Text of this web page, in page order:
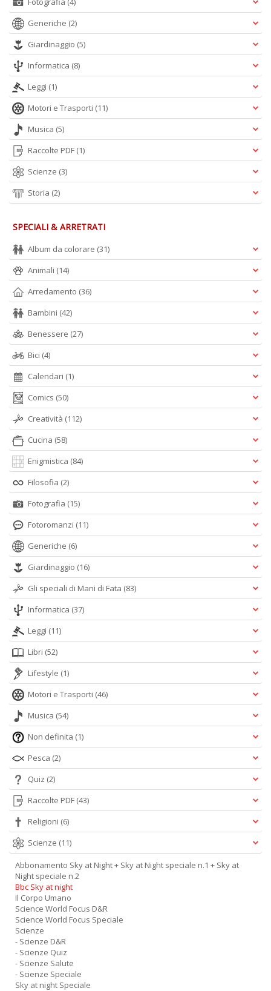
Generiche (2)
Giardinaggio (5)
Informatica (8)
Leggi (1)
Motori e Trasporti (11)
Musica (5)
Raccolte PDF (1)
Scienze (3)
Storia (2)
SPECIALI & ARRETRATI
Album da colorare (31)
Animali (14)
Arredamento (36)
Bambini (42)
Benessere (27)
Bici (4)
Calendari (1)
Comics (50)
Creatività (112)
Cucina (58)
Enigmistica (84)
Filosofia (2)
Fotografia (15)
Fotoromanzi (11)
Generiche (6)
Giardinaggio (16)
Gli speciali di Mani di Fata (83)
Informatica (37)
Leggi (11)
Libri (52)
Lifestyle (1)
Motori e Trasporti (46)
Musica (54)
Non definita (1)
Pesca (2)
Quiz (2)
Raccolte PDF (43)
Religioni (6)
Scienze (11)
Abbonamento Sky at Night + Sky at Night speciale n.1 + Sky at
Night speciale n.2
Bbc Sky at night
Il Corpo Umano
Science World Focus D&R
Science World Focus Speciale
Scienze
- Scienze D&R
- Scienze Quiz
- Scienze Salute
- Scienze Speciale
Sky at night Speciale